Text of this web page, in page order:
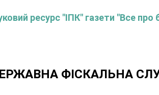
ресурс "ІПК" газети "Все про
ФІСКАЛЬНА